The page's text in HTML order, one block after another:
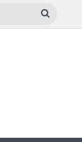
Procurar